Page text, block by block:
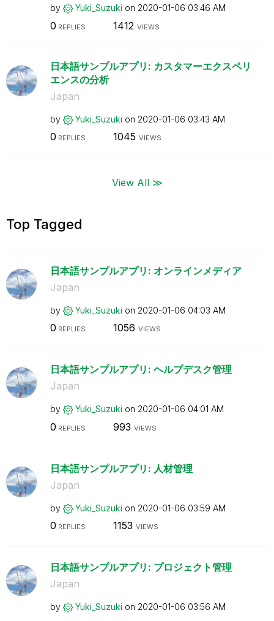
by Yuki_Suzuki on ‎2020-01-06 03:46 AM
0 REPLIES 1412 VIEWS
日本語サンプルアプリ: カスタマーエクスペリ
エンスの分析
Japan
by Yuki_Suzuki on ‎2020-01-06 03:43 AM
0 REPLIES 1045 VIEWS
View All ≫
Top Tagged
日本語サンプルアプリ: オンラインメディア
Japan
by Yuki_Suzuki on ‎2020-01-06 04:03 AM
0 REPLIES 1056 VIEWS
日本語サンプルアプリ: ヘルプデスク管理
Japan
by Yuki_Suzuki on ‎2020-01-06 04:01 AM
0 REPLIES 993 VIEWS
日本語サンプルアプリ: 人材管理
Japan
by Yuki_Suzuki on ‎2020-01-06 03:59 AM
0 REPLIES 1153 VIEWS
日本語サンプルアプリ: プロジェクト管理
Japan
by Yuki_Suzuki on ‎2020-01-06 03:56 AM